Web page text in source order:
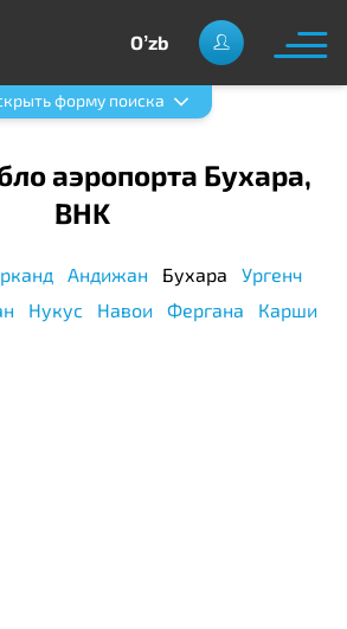
Oʼzb
форму поиска
аэропорта Бухара,
BHK
Андижан Бухара
Ургенч
Нукус Навои Фергана Карши